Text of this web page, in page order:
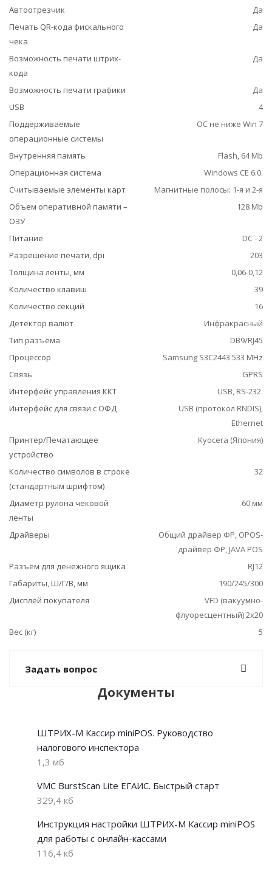
Автоотрезчик
Да
Печать QR-кода фискального
чека
Да
Возможность печати штрих-
кода
Да
Возможность печати графики
Да
USB
4
Поддерживаемые
операционные системы
ОС не ниже Win 7
Внутренняя память
Flash, 64 Mb
Операционная система
Windows CE 6.0.
Считываемые элементы карт
Магнитные полосы: 1-я и 2-я
Объем оперативной памяти –
ОЗУ
128 Mb
Питание
DC - 2
Разрешение печати, dpi
203
Толщина ленты, мм
0,06-0,12
Количество клавиш
39
Количество секций
16
Детектор валют
Инфракрасный
Тип разъёма
DB9/RJ45
Процессор
Samsung S3C2443 533 MHz
Связь
GPRS
Интерфейс управления ККТ
USB, RS-232.
Интерфейс для связи с ОФД
USB (протокол RNDIS),
Ethernet
Принтер/Печатающее
устройство
Kyocera (Япония)
Количество символов в строке
(стандартным шрифтом)
32
Диаметр рулона чековой
ленты
60 мм
Драйверы
Общий драйвер ФР, ОРОS-
драйвер ФР, JAVA POS
Разъём для денежного ящика
RJ12
Габариты, Ш/Г/В, мм
190/245/300
Дисплей покупателя
VFD (вакуумно-
флуоресцентный) 2х20
Вес (кг)
5
Задать вопрос
Документы
ШТРИХ-М Кассир miniPOS. Руководство
налогового инспектора
1,3 мб
VMC BurstScan Lite ЕГАИС. Быстрый старт
329,4 кб
Инструкция настройки ШТРИХ-М Кассир miniPOS
для работы с онлайн-кассами
116,4 кб